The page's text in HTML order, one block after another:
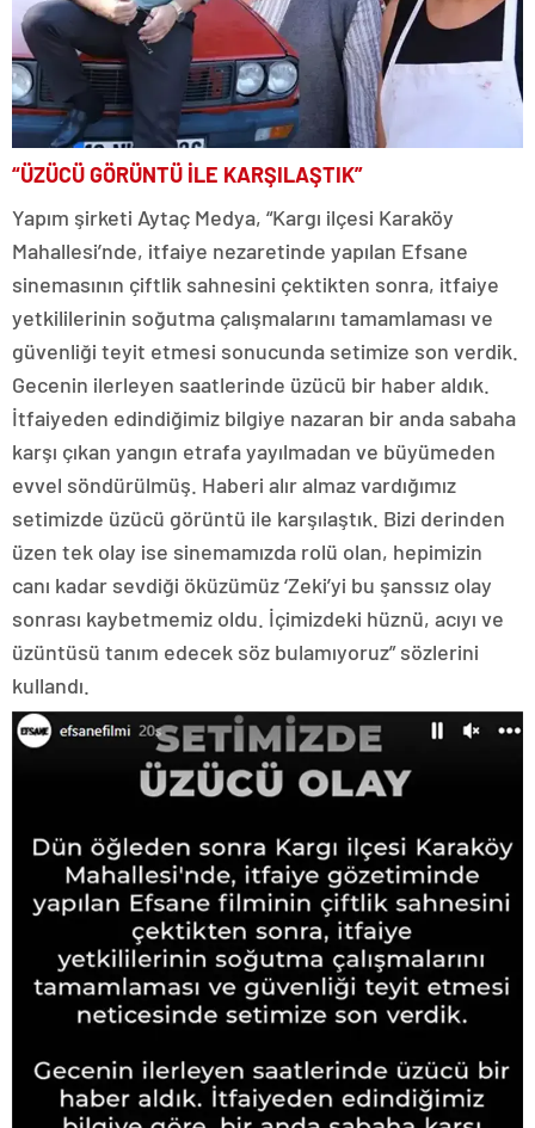
“ÜZÜCÜ GÖRÜNTÜ İLE KARŞILAŞTIK”
Yapım şirketi Aytaç Medya, “Kargı ilçesi Karaköy
Mahallesi’nde, itfaiye nezaretinde yapılan Efsane
sinemasının çiftlik sahnesini çektikten sonra, itfaiye
yetkililerinin soğutma çalışmalarını tamamlaması ve
güvenliği teyit etmesi sonucunda setimize son verdik.
Gecenin ilerleyen saatlerinde üzücü bir haber aldık.
İtfaiyeden edindiğimiz bilgiye nazaran bir anda sabaha
karşı çıkan yangın etrafa yayılmadan ve büyümeden
evvel söndürülmüş. Haberi alır almaz vardığımız
setimizde üzücü görüntü ile karşılaştık. Bizi derinden
üzen tek olay ise sinemamızda rolü olan, hepimizin
canı kadar sevdiği öküzümüz ‘Zeki’yi bu şanssız olay
sonrası kaybetmemiz oldu. İçimizdeki hüznü, acıyı ve
üzüntüsü tanım edecek söz bulamıyoruz” sözlerini
kullandı.